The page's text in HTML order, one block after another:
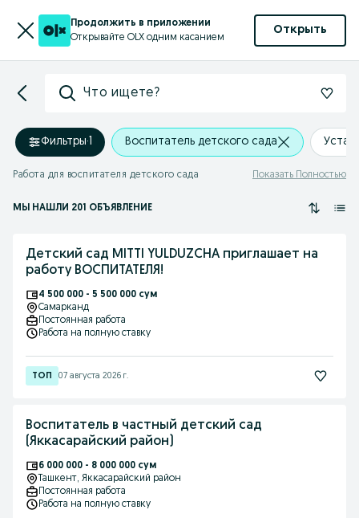
Продолжить в приложении
Открывайте OLX одним касанием
Открыть
Что ищете?
Фильтры·1 Воспитатель детского сада
Работа для воспитателя детского сада Показать Полностью
МЫ НАШЛИ 201 ОБЪЯВЛЕНИЕ
Детский сад MITTI YULDUZCHA приглашает на
работу ВОСПИТАТЕЛЯ!
4 500 000 - 5 500 000 сум
Самарканд
Постоянная работа
Работа на полную ставку
07 августа 2026 г.
Воспитатель в частный детский сад
(Яккасарайский район)
6 000 000 - 8 000 000 сум
Ташкент, Яккасарайский район
Постоянная работа
Работа на полную ставку